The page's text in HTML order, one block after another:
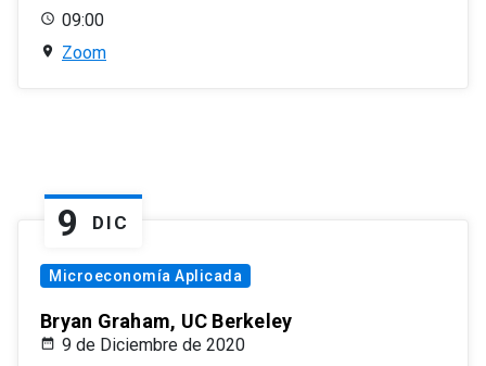
09:00
Zoom
9 DIC
Microeconomía Aplicada
Bryan Graham, UC Berkeley
9 de Diciembre de 2020